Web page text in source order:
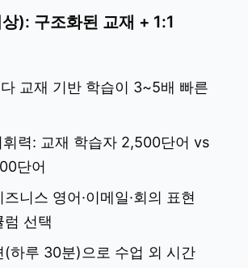
): 구조화된 교재 + 1:1
교재 기반 학습이 3~5배 빠른
력: 교재 학습자 2,500단어 vs
단어
니스 영어·이메일·회의 표현
럼 선택
(하루 30분)으로 수업 외 시간